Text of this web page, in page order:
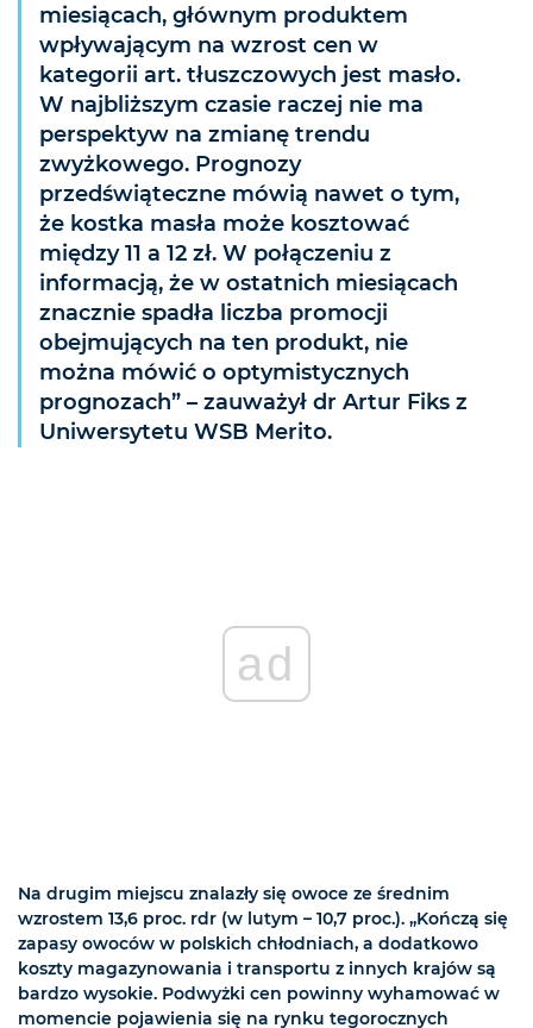
miesiącach, głównym produktem
wpływającym na wzrost cen w
kategorii art. tłuszczowych jest masło.
W najbliższym czasie raczej nie ma
perspektyw na zmianę trendu
zwyżkowego. Prognozy
przedświąteczne mówią nawet o tym,
że kostka masła może kosztować
między 11 a 12 zł. W połączeniu z
informacją, że w ostatnich miesiącach
znacznie spadła liczba promocji
obejmujących na ten produkt, nie
można mówić o optymistycznych
prognozach” – zauważył dr Artur Fiks z
Uniwersytetu WSB Merito.
ad
Na drugim miejscu znalazły się owoce ze średnim
wzrostem 13,6 proc. rdr (w lutym – 10,7 proc.). „Kończą się
zapasy owoców w polskich chłodniach, a dodatkowo
koszty magazynowania i transportu z innych krajów są
bardzo wysokie. Podwyżki cen powinny wyhamować w
momencie pojawienia się na rynku tegorocznych